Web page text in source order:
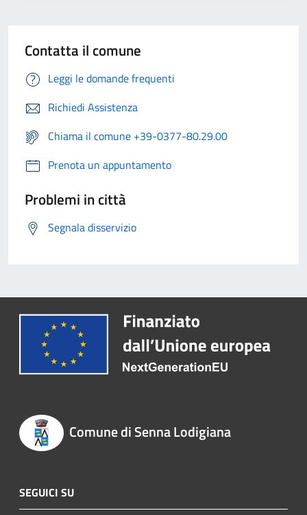
Contatta il comune
Leggi le domande frequenti
Richiedi Assistenza
Chiama il comune +39-0377-80.29.00
Prenota un appuntamento
Problemi in città
Segnala disservizio
Comune di Senna Lodigiana
SEGUICI SU